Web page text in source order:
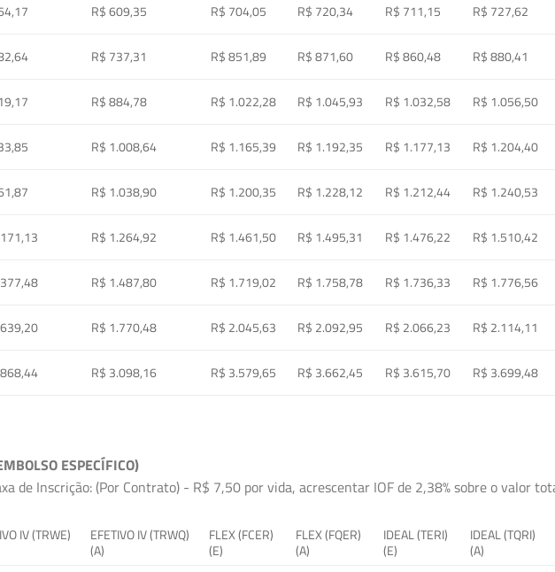
R$ 609,35 R$ 704,05 R$ 720,34 R$ 711,15 R$ 727,62
R$ 737,31 R$ 851,89 R$ 871,60 R$ 860,48 R$ 880,41
R$ 884,78 R$ 1.022,28 R$ 1.045,93 R$ 1.032,58 R$ 1.056,50
R$ 1.008,64 R$ 1.165,39 R$ 1.192,35 R$ 1.177,13 R$ 1.204,40
R$ 1.038,90 R$ 1.200,35 R$ 1.228,12 R$ 1.212,44 R$ 1.240,53
R$ 1.264,92 R$ 1.461,50 R$ 1.495,31 R$ 1.476,22 R$ 1.510,42
R$ 1.487,80 R$ 1.719,02 R$ 1.758,78 R$ 1.736,33 R$ 1.776,56
R$ 1.770,48 R$ 2.045,63 R$ 2.092,95 R$ 2.066,23 R$ 2.114,11
R$ 3.098,16 R$ 3.579,65 R$ 3.662,45 R$ 3.615,70 R$ 3.699,48
ESPECÍFICO)
de Inscrição: (Por Contrato) - R$ 7,50 por vida, acrescentar IOF de 2,38% sobre o valor
IV (TRWE)
EFETIVO IV (TRWQ)
(A)
FLEX (FCER)
(E)
FLEX (FQER)
(A)
IDEAL (TERI)
(E)
IDEAL (TQRI)
(A)